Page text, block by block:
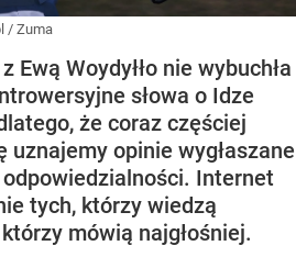
/ Zuma
Ewą Woydyłło nie wybuchła
słowa o Idze
że coraz częściej
uznajemy opinie wygłaszane
Internet
tych, którzy wiedzą
mówią najgłośniej.